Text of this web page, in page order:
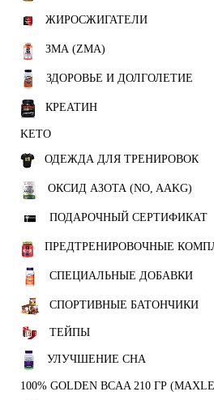
ЖИРОСЖИГАТЕЛИ
ЗМА (ZMA)
ЗДОРОВЬЕ И ДОЛГОЛЕТИЕ
КРЕАТИН
KETO
ОДЕЖДА ДЛЯ ТРЕНИРОВОК
ОКСИД АЗОТА (NO, AAKG)
ПОДАРОЧНЫЙ СЕРТИФИКАТ
ПРЕДТРЕНИРОВОЧНЫЕ
СПЕЦИАЛЬНЫЕ ДОБАВКИ
СПОРТИВНЫЕ БАТОНЧИКИ
ТЕЙПЫ
УЛУЧШЕНИЕ СНА
100% GOLDEN BCAA 210 ГР